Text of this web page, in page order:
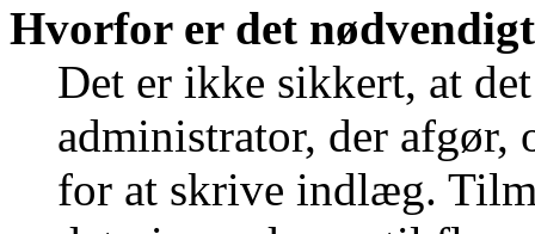
Hvorfor er det
Det er ikke sikkert, at
administrator, der afgør,
for at skrive indlæg.